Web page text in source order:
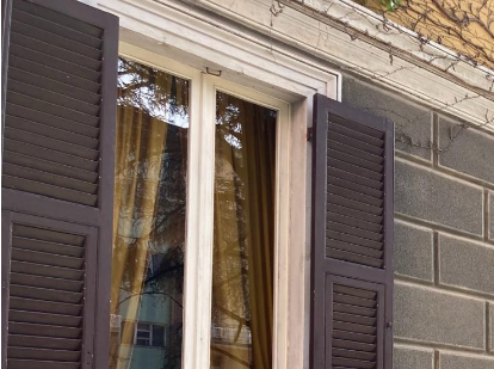
Ingrandisci
immagine